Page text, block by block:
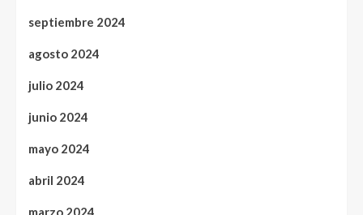
septiembre 2024
agosto 2024
julio 2024
junio 2024
mayo 2024
abril 2024
marzo 2024